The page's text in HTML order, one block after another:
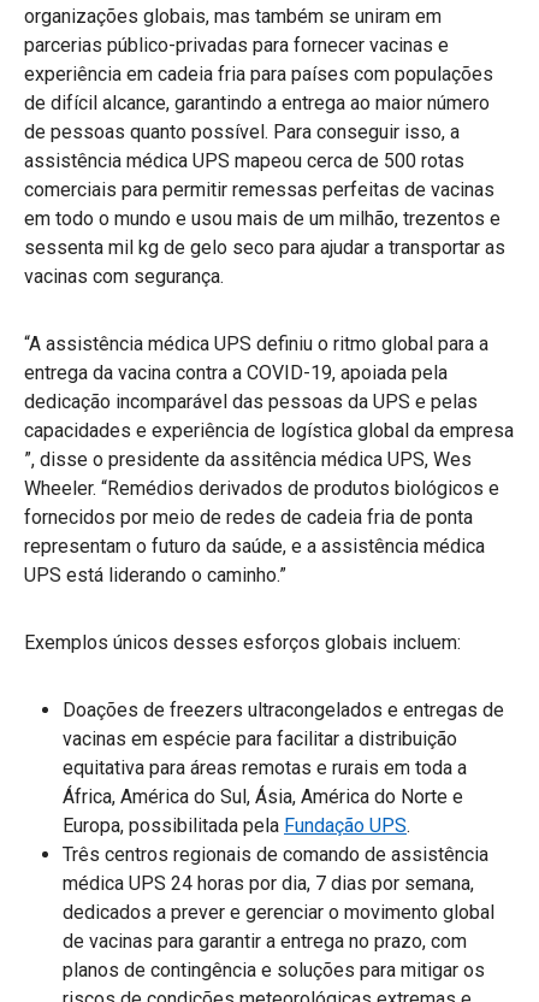
organizações globais, mas também se uniram em
parcerias público-privadas para fornecer vacinas e
experiência em cadeia fria para países com populações
de difícil alcance, garantindo a entrega ao maior número
de pessoas quanto possível. Para conseguir isso, a
assistência médica UPS mapeou cerca de 500 rotas
comerciais para permitir remessas perfeitas de vacinas
em todo o mundo e usou mais de um milhão, trezentos e
sessenta mil kg de gelo seco para ajudar a transportar as
vacinas com segurança.
“A assistência médica UPS definiu o ritmo global para a
entrega da vacina contra a COVID-19, apoiada pela
dedicação incomparável das pessoas da UPS e pelas
capacidades e experiência de logística global da empresa
”, disse o presidente da assitência médica UPS, Wes
Wheeler. “Remédios derivados de produtos biológicos e
fornecidos por meio de redes de cadeia fria de ponta
representam o futuro da saúde, e a assistência médica
UPS está liderando o caminho.”
Exemplos únicos desses esforços globais incluem:
Doações de freezers ultracongelados e entregas de
vacinas em espécie para facilitar a distribuição
equitativa para áreas remotas e rurais em toda a
África, América do Sul, Ásia, América do Norte e
Europa, possibilitada pela Fundação UPS.
Três centros regionais de comando de assistência
médica UPS 24 horas por dia, 7 dias por semana,
dedicados a prever e gerenciar o movimento global
de vacinas para garantir a entrega no prazo, com
planos de contingência e soluções para mitigar os